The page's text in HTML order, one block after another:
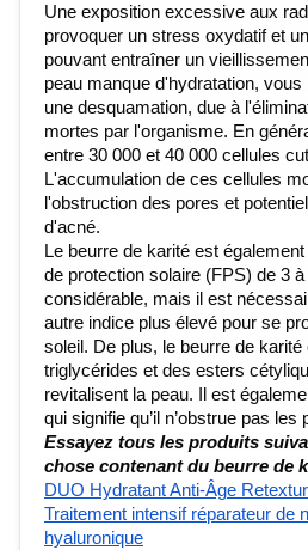
Une exposition excessive aux
provoquer un stress oxydatif et
pouvant entraîner un
peau manque d'hydratation,
une desquamation, due à
mortes par l'organisme. En
entre 30 000 et 40 000 cellules
L'accumulation de ces cellules
l'obstruction des pores et
d'acné.
Le beurre de karité est
de protection solaire (FPS) de 3 à
considérable, mais il est
autre indice plus élevé pour se
soleil. De plus, le beurre de karité
triglycérides et des esters
revitalisent la peau. Il est
qui signifie qu’il n’obstrue pas les
Essayez tous les produits
chose contenant du beurre de
DUO Hydratant Anti-Âge
Traitement intensif réparateur de
hyaluronique